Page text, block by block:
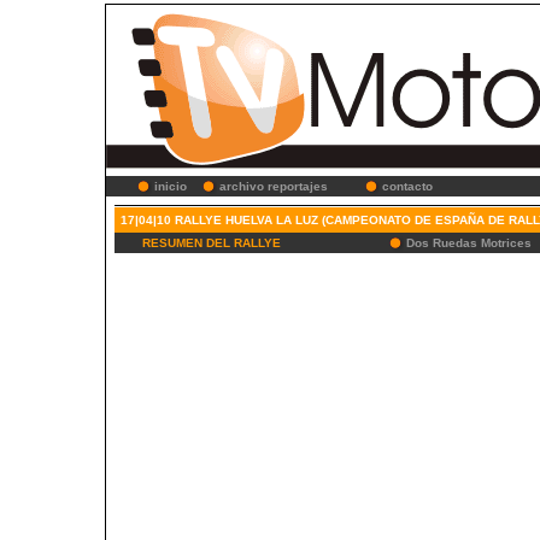
inicio archivo reportajes contacto
17|04|10 RALLYE HUELVA LA LUZ (CAMPEONATO DE ESPAÑA DE
RESUMEN DEL RALLYE
Dos Ruedas Motrices